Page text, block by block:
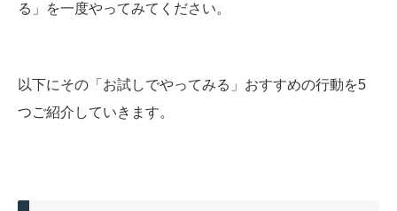
る」を一度やってみてください。
以下にその「お試しでやってみる」おすすめの行動を5
つご紹介していきます。